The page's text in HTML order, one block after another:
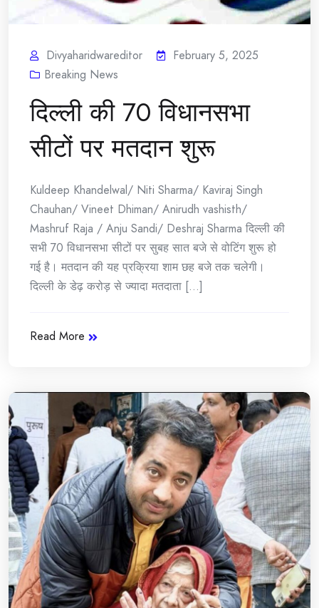
Divyaharidwareditor
February 5, 2025
Breaking News
दिल्ली की 70 विधानसभा
सीटों पर मतदान शुरू
Kuldeep Khandelwal/ Niti Sharma/ Kaviraj Singh
Chauhan/ Vineet Dhiman/ Anirudh vashisth/
Mashruf Raja / Anju Sandi/ Deshraj Sharma दिल्ली की
सभी 70 विधानसभा सीटों पर सुबह सात बजे से वोटिंग शुरू हो
गई है। मतदान की यह प्रक्रिया शाम छह बजे तक चलेगी।
दिल्ली के डेढ़ करोड़ से ज्यादा मतदाता [...]
Read More